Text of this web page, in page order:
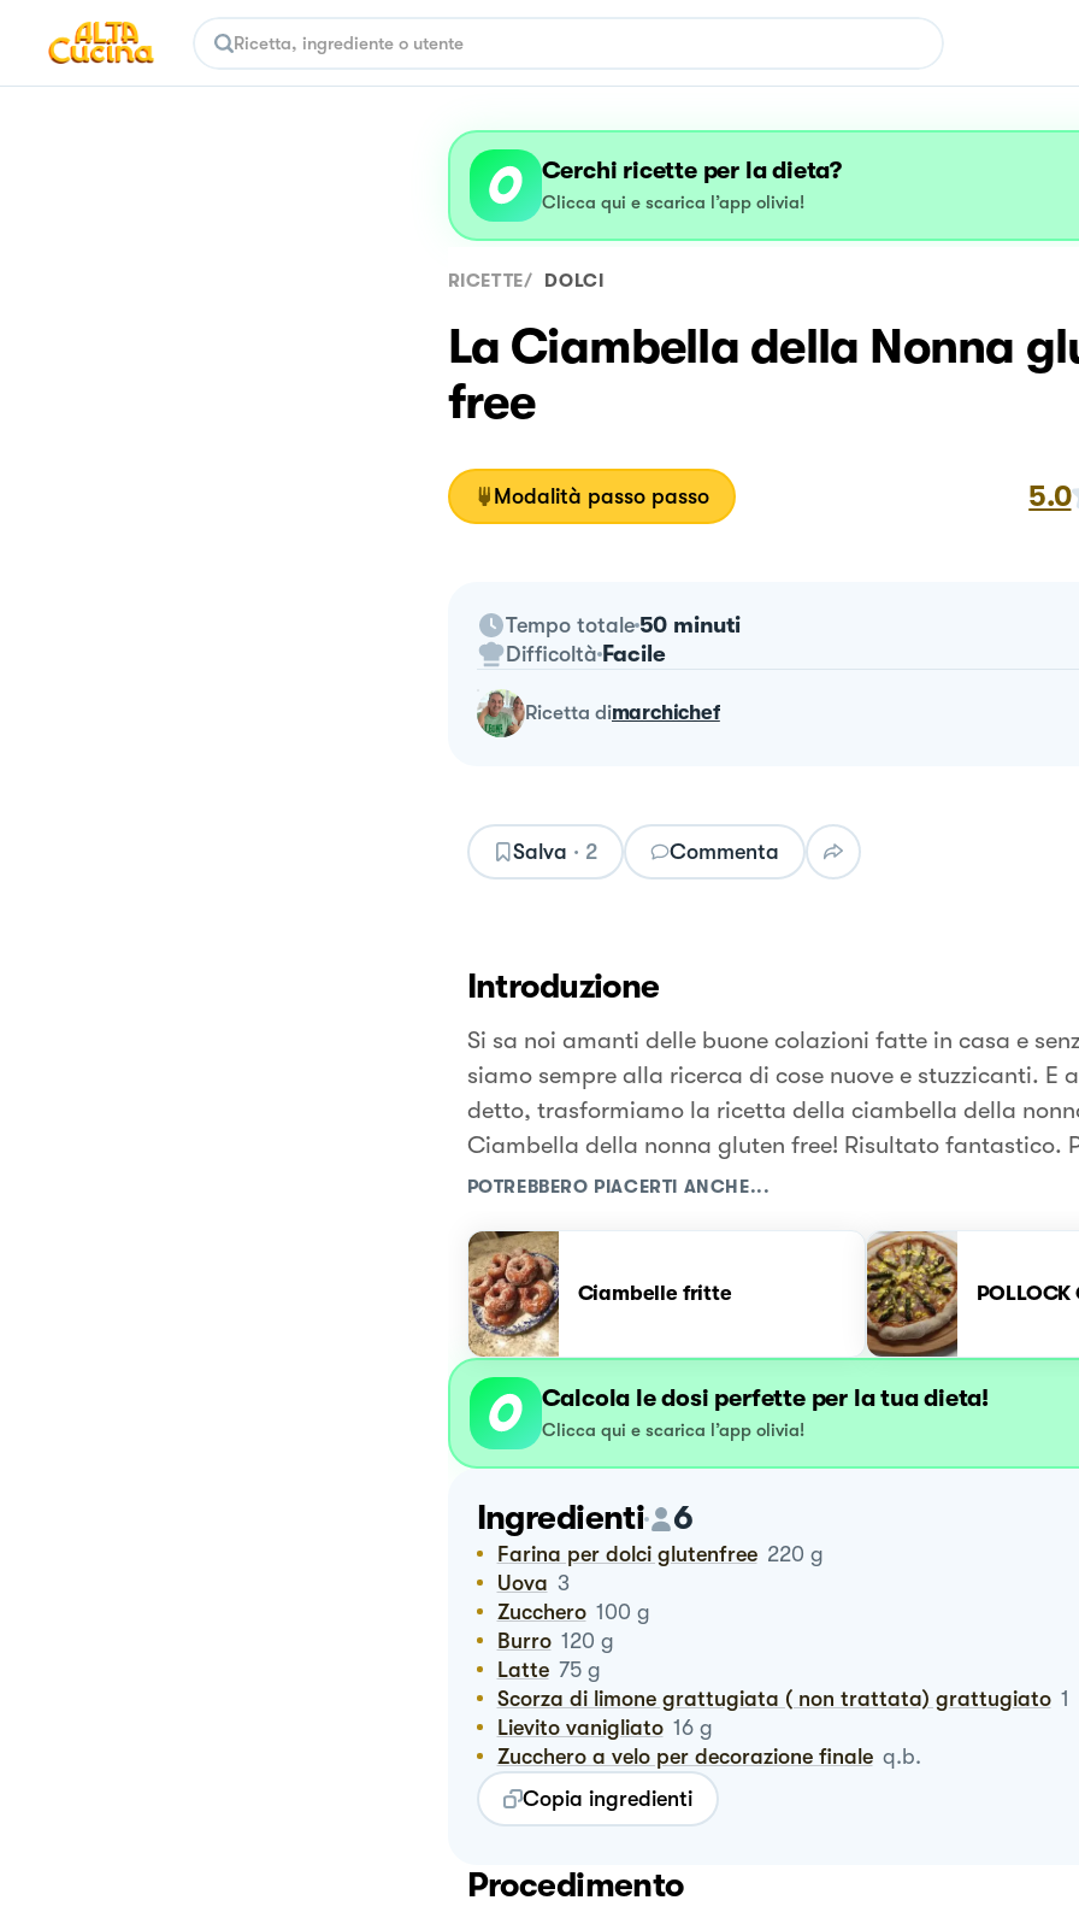
Cerchi ricette per la dieta?
Clicca qui e scarica l’app olivia!
RICETTE/ DOLCI
La Ciambella della Nonna
free
Modalità passo passo 5.0
Tempo totale 50 minuti
Difficoltà Facile
ricetta dimarchichef
Salva · 2 Commenta
Introduzione
Si sa noi amanti delle buone colazioni fatte in casa e
siamo sempre alla ricerca di cose nuove e stuzzicanti. E
detto, trasformiamo la ricetta della ciambella della
Ciambella della nonna gluten free! Risultato fantastico.
POTREBBERO PIACERTI ANCHE...
Ciambelle fritte POLLOCK
Calcola le dosi perfette per la tua dieta!
Clicca qui e scarica l’app olivia!
Ingredienti 6
Farina per dolci glutenfree 220 g
Uova 3
Zucchero 100 g
Burro 120 g
Latte 75 g
Scorza di limone grattugiata ( non trattata) grattugiato 1
Lievito vanigliato 16 g
Zucchero a velo per decorazione finale q.b.
Copia ingredienti
Procedimento